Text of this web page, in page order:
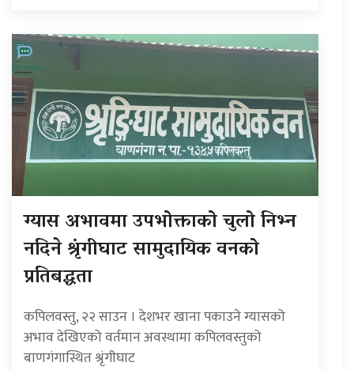
ग्यास अभावमा उपभोक्ताको चुलो निभ्न
नदिने श्रृंगीघाट सामुदायिक वनको
प्रतिबद्धता
कपिलवस्तु, २२ साउन । देशभर खाना पकाउने ग्यासको
अभाव देखिएको वर्तमान अवस्थामा कपिलवस्तुको
बाणगंगास्थित श्रृंगीघाट